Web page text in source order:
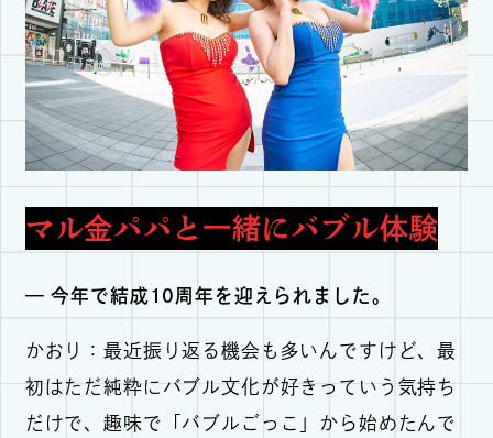
マル金パパと一緒にバブル体験
— 今年で結成10周年を迎えられました。
かおり：最近振り返る機会も多いんですけど、最
初はただ純粋にバブル文化が好きっていう気持ち
だけで、趣味で「バブルごっこ」から始めたんで